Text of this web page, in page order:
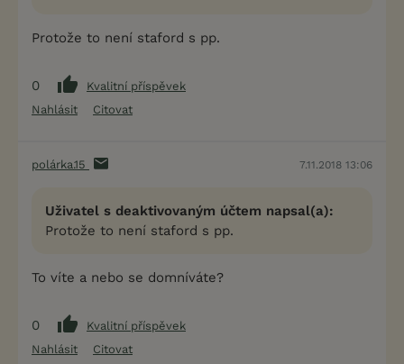
Protože to není staford s pp.
0
Kvalitní příspěvek
Nahlásit
Citovat
polárka.15 7.11.2018 13:06
Uživatel s deaktivovaným účtem napsal(a):
Protože to není staford s pp.
To víte a nebo se domníváte?
0
Kvalitní příspěvek
Nahlásit
Citovat